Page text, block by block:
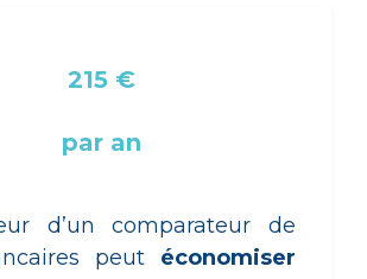
215 €
par an
d’un comparateur de
peut économiser